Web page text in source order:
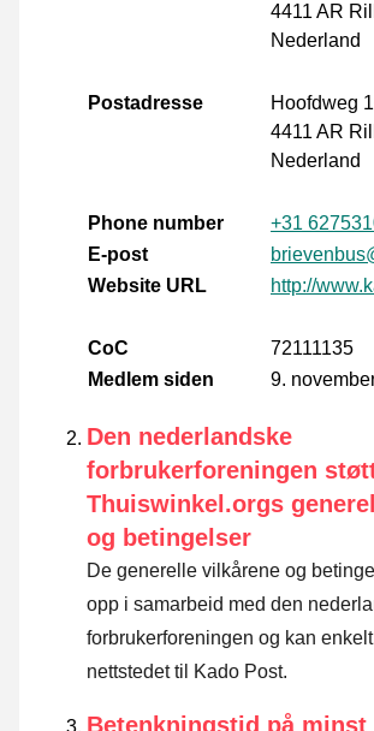
4411 AR
Nederland
Postadresse
Hoofdweg
4411 AR
Nederland
Phone number
+31
E-post
Website URL
http://
CoC
72111135
Medlem siden
9.
Den nederlandske
forbrukerforeningen
Thuiswinkel.orgs
og betingelser
De generelle vilkårene og
opp i samarbeid med den
forbrukerforeningen og kan
nettstedet til Kado Post.
Betenkningstid på minst